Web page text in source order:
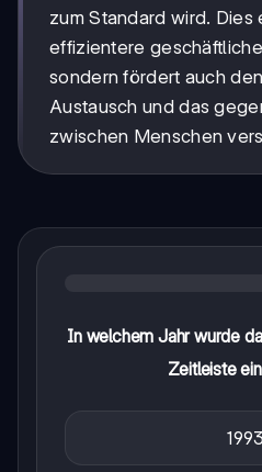
zum Standard wird. Dies
effizientere
sondern fördert auch
Austausch und das
zwischen Menschen
In welchem Jahr wurde
Zeitleiste
1993